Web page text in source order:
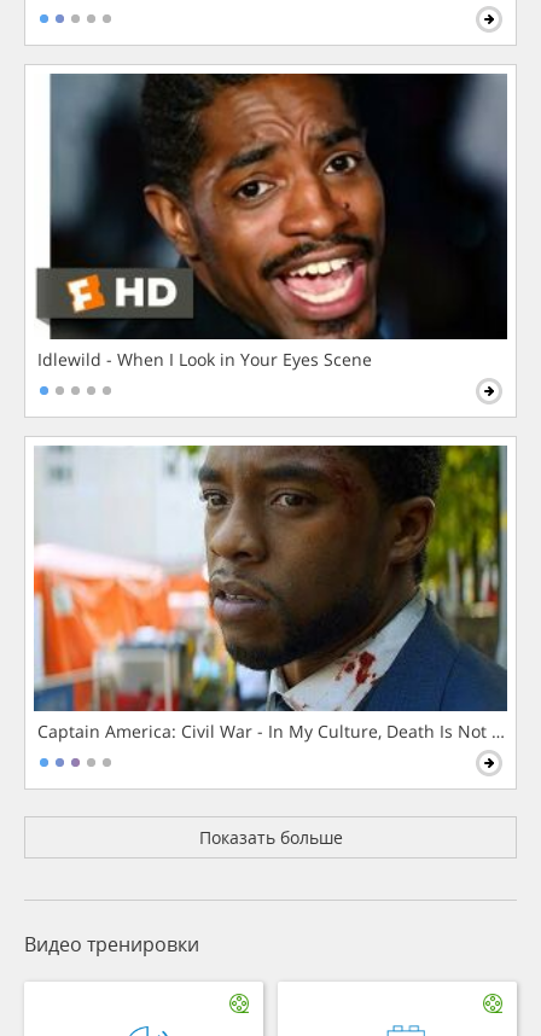
Idlewild - When I Look in Your Eyes Scene
Captain America: Civil War - In My Culture, Death Is Not The
Показать больше
Видео тренировки